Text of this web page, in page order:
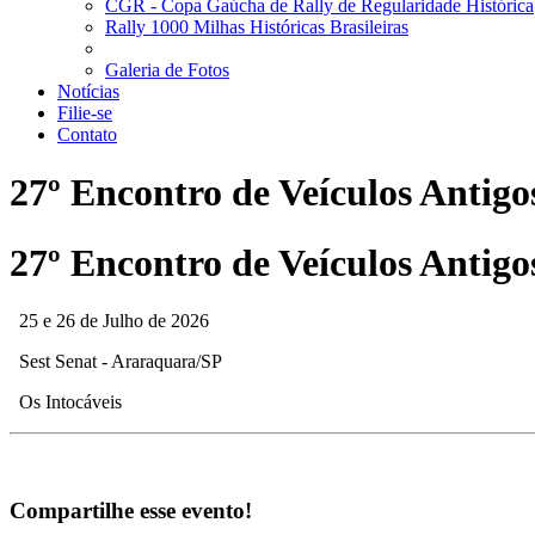
CGR - Copa Gaúcha de Rally de Regularidade Histórica
Rally 1000 Milhas Históricas Brasileiras
Galeria de Fotos
Notícias
Filie-se
Contato
27º Encontro de Veículos
27º Encontro de Veículos
25 e 26 de Julho de 2026
Sest Senat - Araraquara/SP
Os Intocáveis
Compartilhe esse evento!